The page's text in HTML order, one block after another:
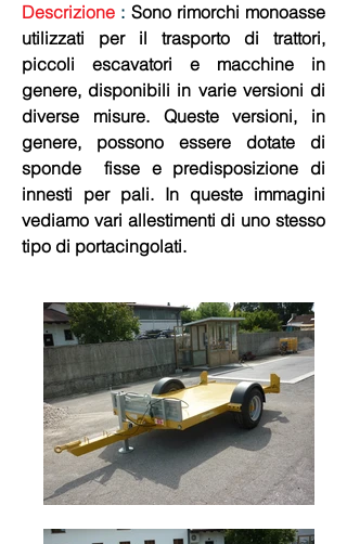
Descrizione : Sono rimorchi monoasse
utilizzati per il trasporto di trattori,
piccoli escavatori e macchine in
genere, disponibili in varie versioni di
diverse misure. Queste versioni, in
genere, possono essere dotate di
sponde fisse e predisposizione di
innesti per pali. In queste immagini
vediamo vari allestimenti di uno stesso
tipo di portacingolati.